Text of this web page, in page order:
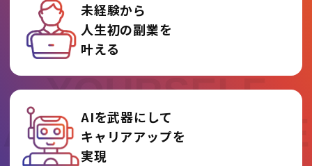
REINVENT
YOURSELF
AT AI COLLEGE
未経験から
人生初の副業を
叶える
AIを武器にして
キャリアアップを
実現